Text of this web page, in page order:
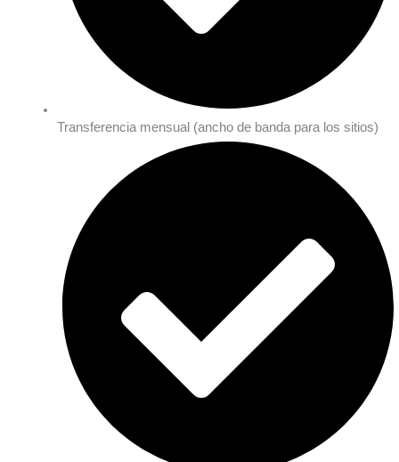
Transferencia mensual (ancho de banda para los sitios)